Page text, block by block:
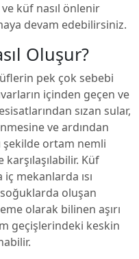
küf nasıl önlenir
devam edebilirsiniz.
Oluşur?
pek çok sebebi
içinden geçen ve
sızan sular,
ve ardından
şekilde ortam nemli
Küf
mekanlarda ısı
soğuklarda oluşan
olarak bilinen aşırı
geçişlerindeki keskin